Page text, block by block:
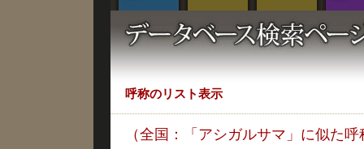
呼称のリスト表示
（全国：「アシガルサマ」に似た呼